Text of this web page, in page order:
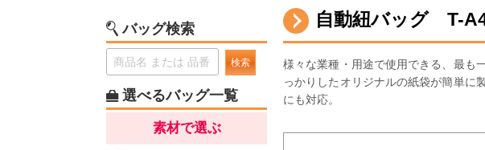
自動紐バッグ T-
様々な業種・用途で使用できる、最も
っかりしたオリジナルの紙袋が簡単に
にも対応。
バッグ検索
検索
選べるバッグ一覧
素材で選ぶ